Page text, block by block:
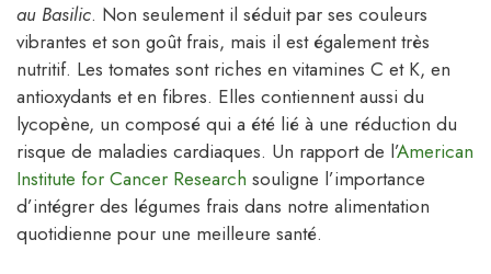
au Basilic. Non seulement il séduit par ses couleurs
vibrantes et son goût frais, mais il est également très
nutritif. Les tomates sont riches en vitamines C et K, en
antioxydants et en fibres. Elles contiennent aussi du
lycopène, un composé qui a été lié à une réduction du
risque de maladies cardiaques. Un rapport de l’American
Institute for Cancer Research souligne l’importance
d’intégrer des légumes frais dans notre alimentation
quotidienne pour une meilleure santé.